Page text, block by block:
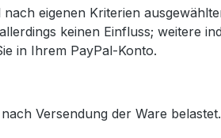
eigenen Kriterien
keinen Einfluss; weitere
in Ihrem PayPal-Konto.
Versendung der Ware belastet.